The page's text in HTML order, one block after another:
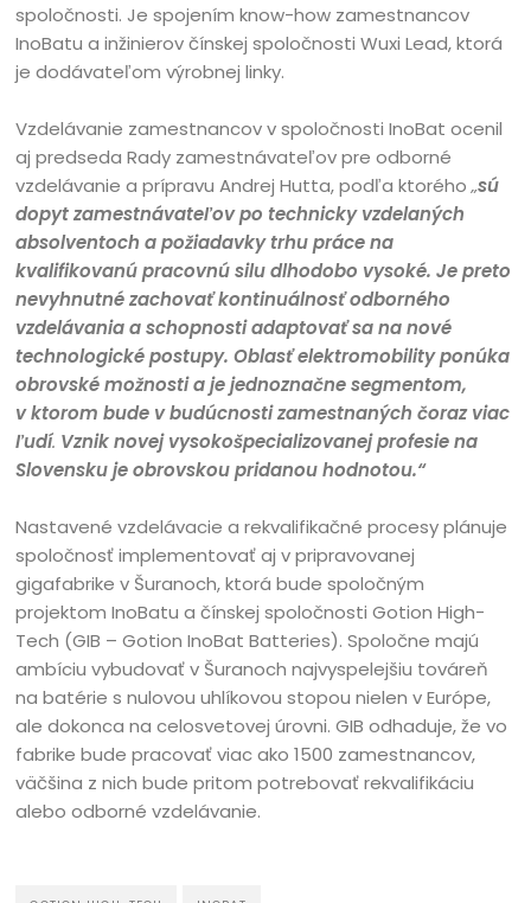
spoločnosti. Je spojením know-how zamestnancov
InoBatu a inžinierov čínskej spoločnosti Wuxi Lead, ktorá
je dodávateľom výrobnej linky.
Vzdelávanie zamestnancov v spoločnosti InoBat ocenil
aj predseda Rady zamestnávateľov pre odborné
vzdelávanie a prípravu Andrej Hutta, podľa ktorého„sú
dopyt zamestnávateľov po technicky vzdelaných
absolventoch a požiadavky trhu práce na
kvalifikovanú pracovnú silu dlhodobo vysoké. Je preto
nevyhnutné zachovať kontinuálnosť odborného
vzdelávania a schopnosti adaptovať sa na nové
technologické postupy. Oblasť elektromobility ponúka
obrovské možnosti a je jednoznačne segmentom,
v ktorom bude v budúcnosti zamestnaných čoraz viac
ľudí. Vznik novej vysokošpecializovanej profesie na
Slovensku je obrovskou pridanou hodnotou.“
Nastavené vzdelávacie a rekvalifikačné procesy plánuje
spoločnosť implementovať aj v pripravovanej
gigafabrike v Šuranoch, ktorá bude spoločným
projektom InoBatu a čínskej spoločnosti Gotion High-
Tech (GIB – Gotion InoBat Batteries). Spoločne majú
ambíciu vybudovať v Šuranoch najvyspelejšiu továreň
na batérie s nulovou uhlíkovou stopou nielen v Európe,
ale dokonca na celosvetovej úrovni. GIB odhaduje, že vo
fabrike bude pracovať viac ako 1500 zamestnancov,
väčšina z nich bude pritom potrebovať rekvalifikáciu
alebo odborné vzdelávanie.